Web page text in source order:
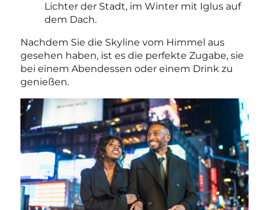
Lichter der Stadt, im Winter mit Iglus auf
dem Dach.
Nachdem Sie die Skyline vom Himmel aus
gesehen haben, ist es die perfekte Zugabe, sie
bei einem Abendessen oder einem Drink zu
genießen.